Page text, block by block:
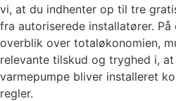
vi, at du indhenter op til tre
fra autoriserede installatører.
overblik over totaløkonomien,
relevante tilskud og tryghed i,
varmepumpe bliver installeret
regler.